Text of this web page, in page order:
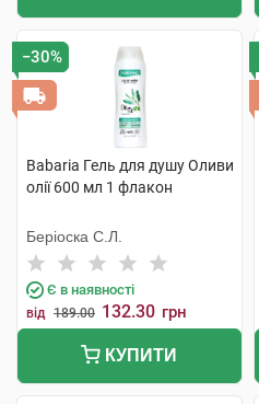
−30%
Babaria Гель для душу Оливи
олії 600 мл 1 флакон
Беріоска С.Л.
Є в наявності
від 189.00 132.30 грн
КУПИТИ